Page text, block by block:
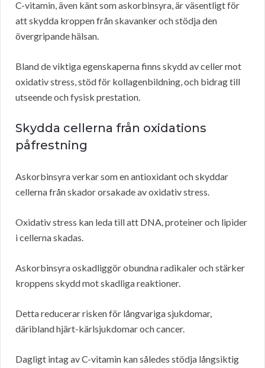
C-vitamin, även känt som askorbinsyra, är väsentligt för
att skydda kroppen från skavanker och stödja den
övergripande hälsan.
Bland de viktiga egenskaperna finns skydd av celler mot
oxidativ stress, stöd för kollagenbildning, och bidrag till
utseende och fysisk prestation.
Skydda cellerna från oxidations
påfrestning
Askorbinsyra verkar som en antioxidant och skyddar
cellerna från skador orsakade av oxidativ stress.
Oxidativ stress kan leda till att DNA, proteiner och lipider
i cellerna skadas.
Askorbinsyra oskadliggör obundna radikaler och stärker
kroppens skydd mot skadliga reaktioner.
Detta reducerar risken för långvariga sjukdomar,
däribland hjärt-kärlsjukdomar och cancer.
Dagligt intag av C-vitamin kan således stödja långsiktig